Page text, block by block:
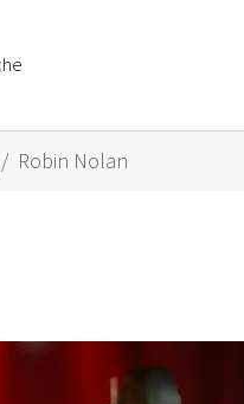
for "Künstler A bis Z"
Robin Nolan